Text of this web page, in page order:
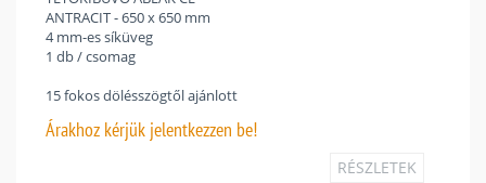
ANTRACIT - 650 x 650 mm
4 mm-es síküveg
1 db / csomag
15 fokos dölésszögtől ajánlott
Árakhoz kérjük jelentkezzen be!
RÉSZLETEK